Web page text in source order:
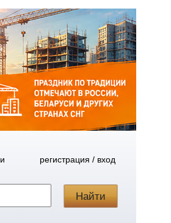
регистрация / вход